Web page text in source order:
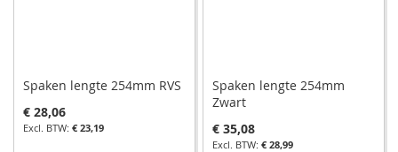
Spaken lengte 254mm RVS
€ 28,06
€ 23,19
Spaken lengte 254mm
Zwart
€ 35,08
€ 28,99